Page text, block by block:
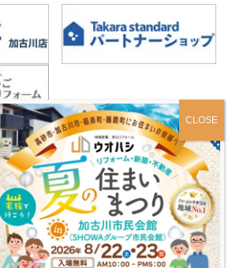
プライバシーポリシー